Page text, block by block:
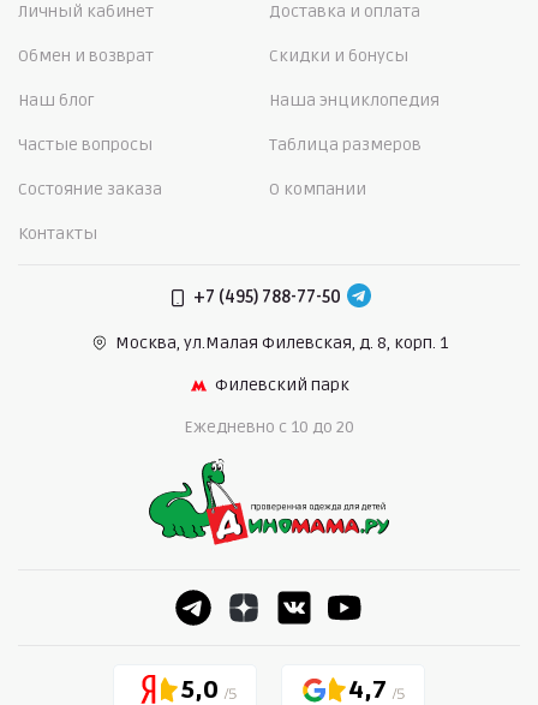
Личный кабинет Доставка и оплата
Обмен и возврат Скидки и бонусы
Наш блог Наша энциклопедия
Частые вопросы Таблица размеров
Состояние заказа О компании
Контакты
+7 (495) 788-77-50
Москва, ул.Малая Филевская, д. 8, корп. 1
Филевский парк
Ежедневно c 10 до 20
5,0 4,7